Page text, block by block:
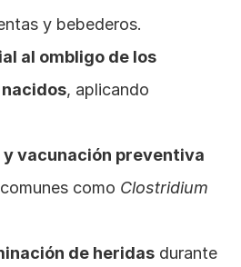
y bebederos.
al ombligo de los
, aplicando
vacunación preventiva
como Clostridium
de heridas durante